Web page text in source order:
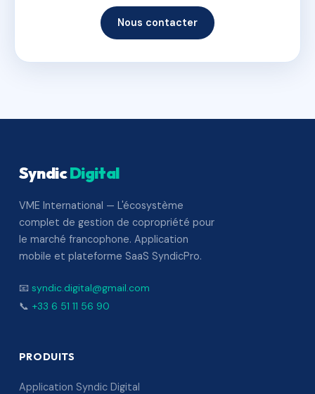
Nous contacter
SyndicDigital
VME International — L'écosystème
complet de gestion de copropriété pour
le marché francophone. Application
mobile et plateforme SaaS SyndicPro.
📧 syndic.digital@gmail.com
📞 +33 6 51 11 56 90
PRODUITS
Application Syndic Digital